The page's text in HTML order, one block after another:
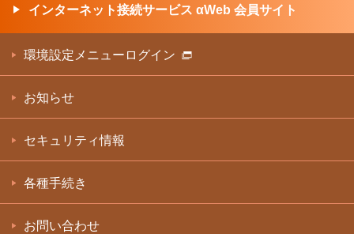
インターネット接続サービス αWeb 会員サイト
環境設定メニューログイン
お知らせ
セキュリティ情報
各種手続き
お問い合わせ